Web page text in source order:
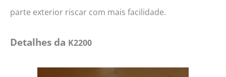
parte exterior riscar com mais facilidade.
Detalhes da K2200